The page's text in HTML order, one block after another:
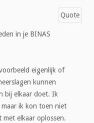
Quote
in je BINAS
eigenlijk of
kunnen
bij elkaar doet. Ik
ik kon toen niet
elkaar oplossen.